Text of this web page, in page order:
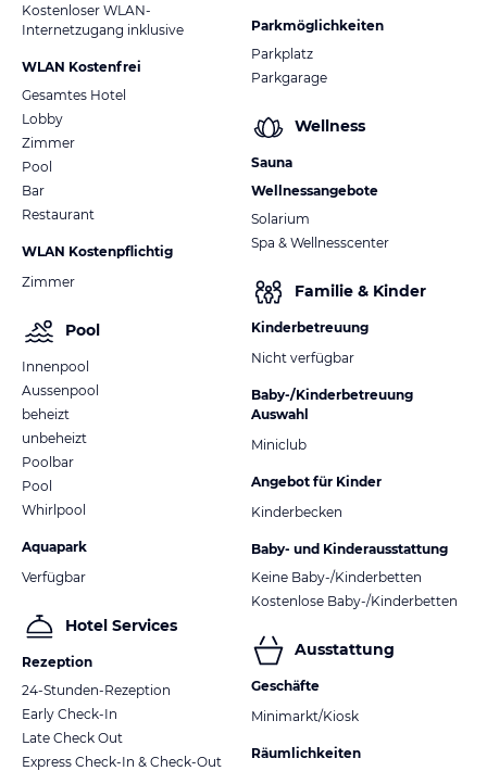
Kostenloser WLAN-
Internetzugang inklusive
WLAN Kostenfrei
Gesamtes Hotel
Lobby
Zimmer
Pool
Bar
Restaurant
WLAN Kostenpflichtig
Zimmer
Pool
Innenpool
Aussenpool
beheizt
unbeheizt
Poolbar
Pool
Whirlpool
Aquapark
Verfügbar
Hotel Services
Rezeption
24-Stunden-Rezeption
Early Check-In
Late Check Out
Express Check-In & Check-Out
Parkmöglichkeiten
Parkplatz
Parkgarage
Wellness
Sauna
Wellnessangebote
Solarium
Spa & Wellnesscenter
Familie & Kinder
Kinderbetreuung
Nicht verfügbar
Baby-/Kinderbetreuung
Auswahl
Miniclub
Angebot für Kinder
Kinderbecken
Baby- und Kinderausstattung
Keine Baby-/Kinderbetten
Kostenlose Baby-/Kinderbetten
Ausstattung
Geschäfte
Minimarkt/Kiosk
Räumlichkeiten